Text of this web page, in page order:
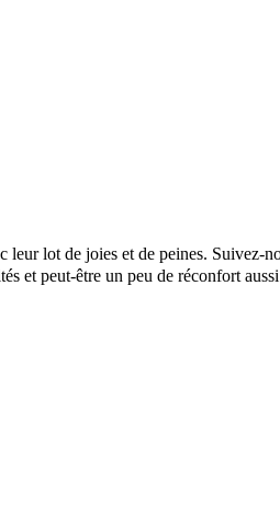
leur lot de joies et de peines. Suivez-
et peut-être un peu de réconfort